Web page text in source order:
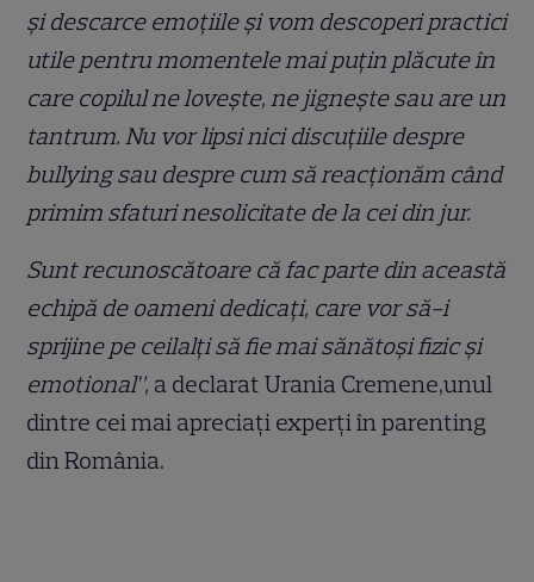
și descarce emoțiile și vom descoperi practici
utile pentru momentele mai puțin plăcute în
care copilul ne lovește, ne jignește sau are un
tantrum. Nu vor lipsi nici discuțiile despre
bullying sau despre cum să reacționăm când
primim sfaturi nesolicitate de la cei din jur.
Sunt recunoscătoare că fac parte din această
echipă de oameni dedicați, care vor să-i
sprijine pe ceilalți să fie mai sănătoși fizic și
emotional”, a declarat Urania Cremene,unul
dintre cei mai apreciaţi experţi în parenting
din România.